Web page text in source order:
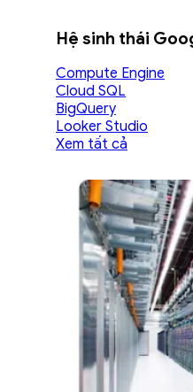
Hệ sinh thái
Compute Engine
Cloud SQL
BigQuery
Looker Studio
Xem tất cả